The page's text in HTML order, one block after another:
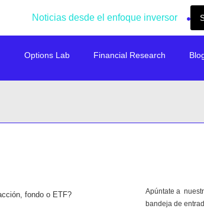
Noticias desde el enfoque inversor
Options Lab Financial Research
fondo o ETF?
Apúntate a
bandeja de